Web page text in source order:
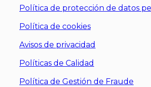
Política de protección de datos
Política de cookies
Avisos de privacidad
Políticas de Calidad
Política de Gestión de Fraude